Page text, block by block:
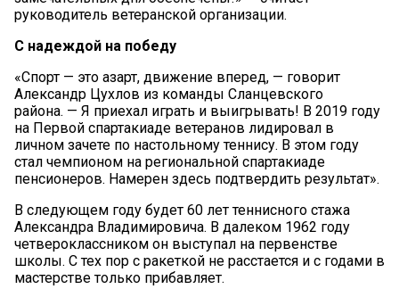
руководитель ветеранской организации.
С надеждой на победу
«Спорт — это азарт, движение вперед, — говорит
Александр Цухлов из команды Сланцевского
района. — Я приехал играть и выигрывать! В 2019 году
на Первой спартакиаде ветеранов лидировал в
личном зачете по настольному теннису. В этом году
стал чемпионом на региональной спартакиаде
пенсионеров. Намерен здесь подтвердить результат».
В следующем году будет 60 лет теннисного стажа
Александра Владимировича. В далеком 1962 году
четвероклассником он выступал на первенстве
школы. С тех пор с ракеткой не расстается и с годами в
мастерстве только прибавляет.